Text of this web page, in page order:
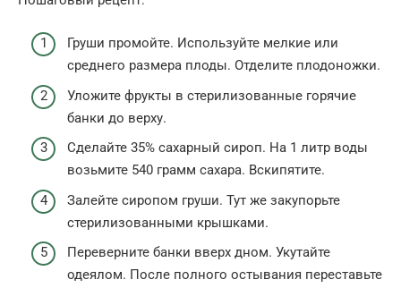
Груши промойте. Используйте мелкие или
среднего размера плоды. Отделите плодоножки.
Уложите фрукты в стерилизованные горячие
банки до верху.
Сделайте 35% сахарный сироп. На 1 литр воды
возьмите 540 грамм сахара. Вскипятите.
Залейте сиропом груши. Тут же закупорьте
стерилизованными крышками.
Переверните банки вверх дном. Укутайте
одеялом. После полного остывания переставьте